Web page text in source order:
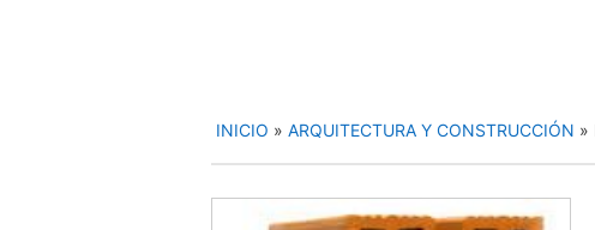
INICIO » ARQUITECTURA Y CONSTRUCCIÓN »